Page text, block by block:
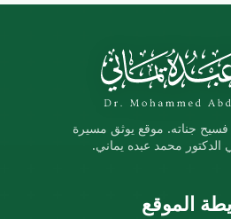
جناته. موقع يوثق مسيرة
الدكتور محمد عبده يماني.
الموقع